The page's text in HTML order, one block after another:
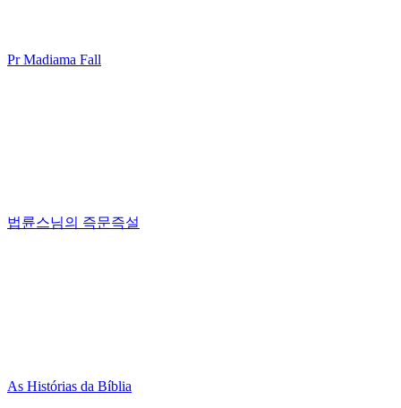
Pr Madiama Fall
법륜스님의 즉문즉설
As Histórias da Bíblia